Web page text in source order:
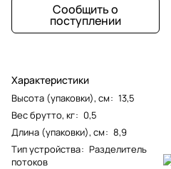
Сообщить о
поступлении
Характеристики
Высота (упаковки), см: 13,5
Вес брутто, кг: 0,5
Длина (упаковки), см: 8,9
Тип устройства: Разделитель
потоков